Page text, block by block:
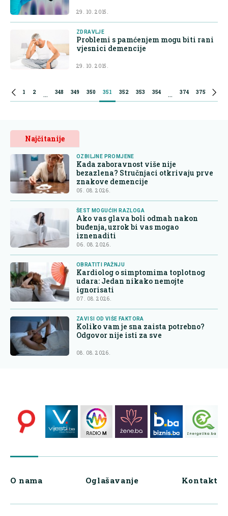
29. 10. 2015.
ZDRAVLJE
Problemi s pamćenjem mogu biti rani
vjesnici demencije
29. 10. 2015.
1 2 ... 348 349 350 351 352 353 354 ... 374 375
Najčitanije
OZBILJNE PROMJENE
Kada zaboravnost više nije
bezazlena? Stručnjaci otkrivaju prve
znakove demencije
05. 08. 2026.
ŠEST MOGUĆIH RAZLOGA
Ako vas glava boli odmah nakon
buđenja, uzrok bi vas mogao
iznenaditi
06. 08. 2026.
OBRATITI PAŽNJU
Kardiolog o simptomima toplotnog
udara: Jedan nikako nemojte
ignorisati
07. 08. 2026.
ZAVISI OD VIŠE FAKTORA
Koliko vam je sna zaista potrebno?
Odgovor nije isti za sve
08. 08. 2026.
O nama Oglašavanje Kontakt